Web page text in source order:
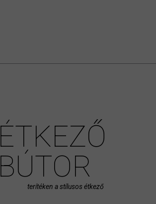
ÉTKEZŐ
BÚTOR
terítéken a stílusos étkező